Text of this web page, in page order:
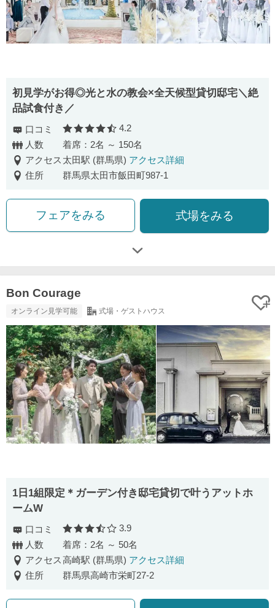
初見学がお得◎光と水の教会×全天候型貸切邸宅＼絶
品試食付き／
口コミ 口コミ評価
4.2
人数
着席：2名 ～ 150名
アクセス 太田駅 (群馬県) アクセス詳細
住所
群馬県太田市飯田町987-1
フェアをみる 式場をみる
Bon Courage
オンライン見学可能 式場・ゲストハウス
1日1組限定＊ガーデン付き邸宅貸切で叶うアットホ
ームW
口コミ 口コミ評価
3.9
人数
着席：2名 ～ 50名
アクセス高崎駅 (群馬県) アクセス詳細
住所
群馬県高崎市栄町27-2